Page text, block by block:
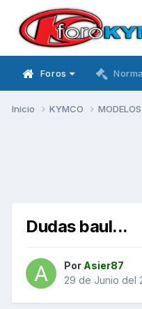
Foros
Inicio KYMCO
Dudas baul...
Por Asier87
29 de Junio del